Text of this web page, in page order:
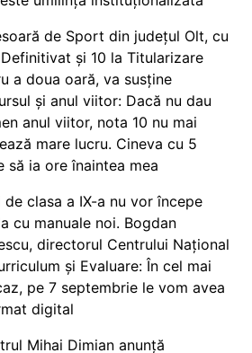
de Sport din județul Olt, cu
și 10 la Titularizare
a doua oară, va susține
și anul viitor: Dacă nu dau
anul viitor, nota 10 nu mai
mare lucru. Cineva cu 5
să ia ore înaintea mea
de clasa a IX-a nu vor începe
cu manuale noi. Bogdan
directorul Centrului Național
și Evaluare: În cel mai
pe 7 septembrie le vom avea
digital
Mihai Dimian anunță